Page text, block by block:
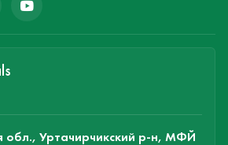
обл., Уртачирчикский р-н, МФЙ